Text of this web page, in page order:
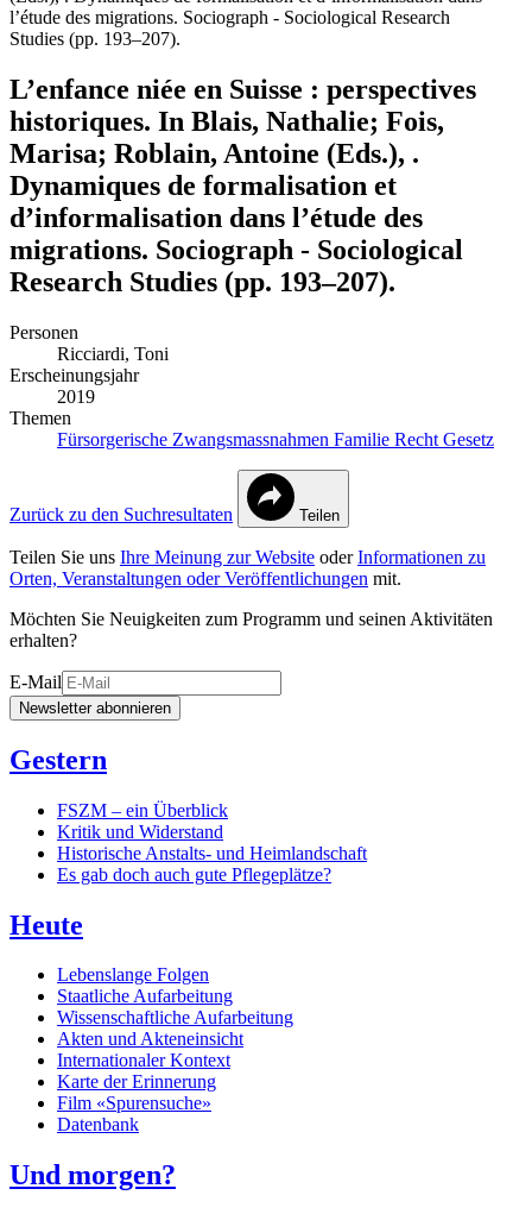
l’étude des migrations. Sociograph - Sociological Research
Studies (pp. 193–207).
L’enfance niée en Suisse : perspectives
historiques. In Blais, Nathalie; Fois,
Marisa; Roblain, Antoine (Eds.), .
Dynamiques de formalisation et
d’informalisation dans l’étude des
migrations. Sociograph - Sociological
Research Studies (pp. 193–207).
Personen
Ricciardi, Toni
Erscheinungsjahr
2019
Themen
Fürsorgerische Zwangsmassnahmen Familie Recht Gesetz
Zurück zu den Suchresultaten Teilen
Teilen Sie uns Ihre Meinung zur Website oderInformationen zu
Orten, Veranstaltungen oder Veröffentlichungen mit.
Möchten Sie Neuigkeiten zum Programm und seinen Aktivitäten
erhalten?
E-Mail
Newsletter abonnieren
Gestern
FSZM – ein Überblick
Kritik und Widerstand
Historische Anstalts- und Heimlandschaft
Es gab doch auch gute Pflegeplätze?
Heute
Lebenslange Folgen
Staatliche Aufarbeitung
Wissenschaftliche Aufarbeitung
Akten und Akteneinsicht
Internationaler Kontext
Karte der Erinnerung
Film «Spurensuche»
Datenbank
Und morgen?